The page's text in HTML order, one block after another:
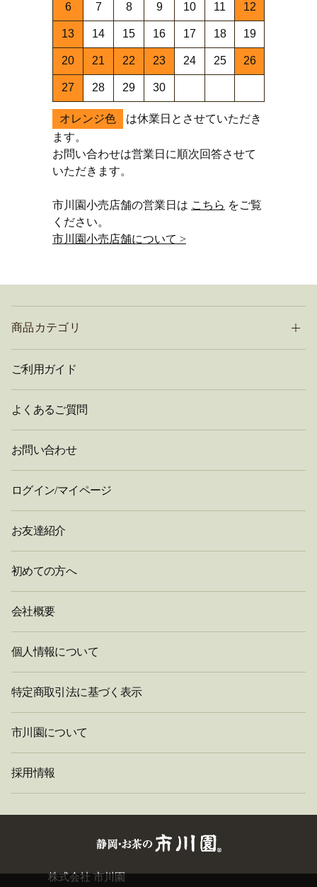
6 7 8 9 10 11 12
13 14 15 16 17 18 19
20 21 22 23 24 25 26
27 28 29 30
オレンジ色
は休業日とさせていただき
ます。
お問い合わせは営業日に順次回答させて
いただきます。
市川園小売店舗の営業日は こちら をご覧
ください。
市川園小売店舗について >
商品カテゴリ
ご利用ガイド
よくあるご質問
お問い合わせ
ログイン/マイページ
お友達紹介
初めての方へ
会社概要
個人情報について
特定商取引法に基づく表示
市川園について
採用情報
株式会社 市川園 閉